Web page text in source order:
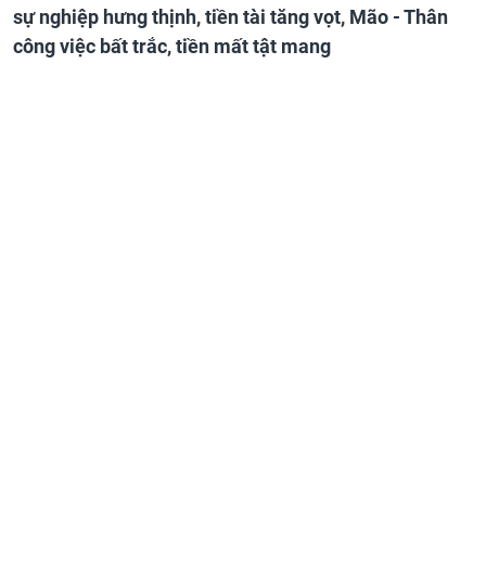
sự nghiệp hưng thịnh, tiền tài tăng vọt, Mão - Thân
công việc bất trắc, tiền mất tật mang